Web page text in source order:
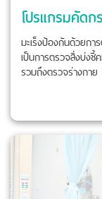
โปรแกรมคัด
มะเร็งป้องกันด้วย
เป็นการตรวจสิ่งบ่งชี้
รวมถึงตรวจร่างกาย